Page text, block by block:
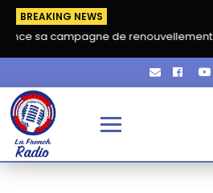
BREAKING NEWS
de renouvellement 2026‑2027